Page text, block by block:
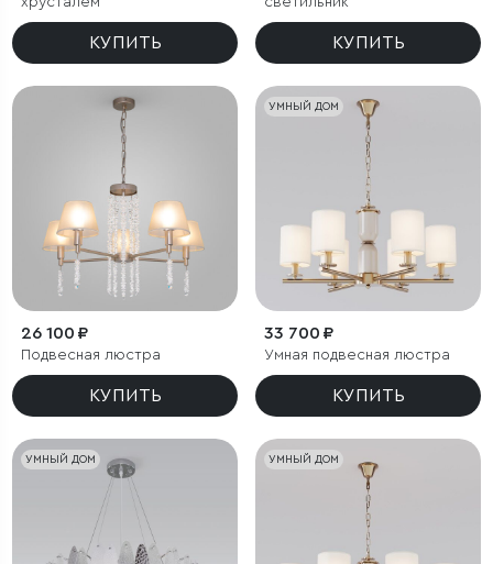
КУПИТЬ КУПИТЬ
26 100 ₽
Подвесная люстра
КУПИТЬ
УМНЫЙ ДОМ
33 700 ₽
Умная подвесная люстра
КУПИТЬ
УМНЫЙ ДОМ УМНЫЙ ДОМ